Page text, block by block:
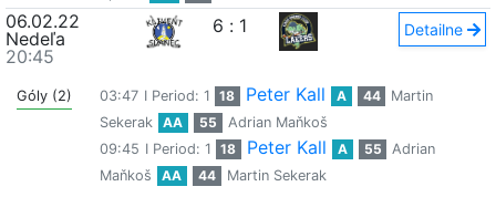
06.02.22
Nedeľa
20:45
6 : 1 Detailne
Góly (2) 03:47 I Period: 1 18 Peter Kall A 44
Martin
Sekerak
AA 55
Adrian Maňkoš
09:45 I Period: 1 18 Peter Kall A 55
Adrian
Maňkoš
AA 44 Martin Sekerak